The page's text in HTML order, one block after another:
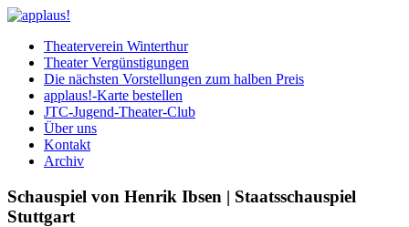
Theaterverein Winterthur
Theater Vergünstigungen
Die nächsten Vorstellungen zum halben Preis
applaus!-Karte bestellen
JTC-Jugend-Theater-Club
Über uns
Kontakt
Archiv
Schauspiel von Henrik Ibsen | Staatsschauspiel
Stuttgart